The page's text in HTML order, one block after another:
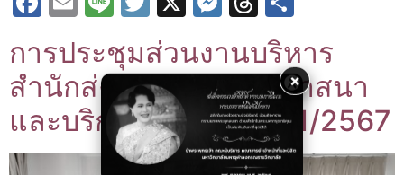
×
การประชุมส่วนงานบริหาร
สำนักส่งเสริมพระพุทธศาสนา
และบริการสังคม ครั้งที่ 1/2567